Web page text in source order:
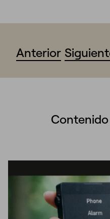
Anterior